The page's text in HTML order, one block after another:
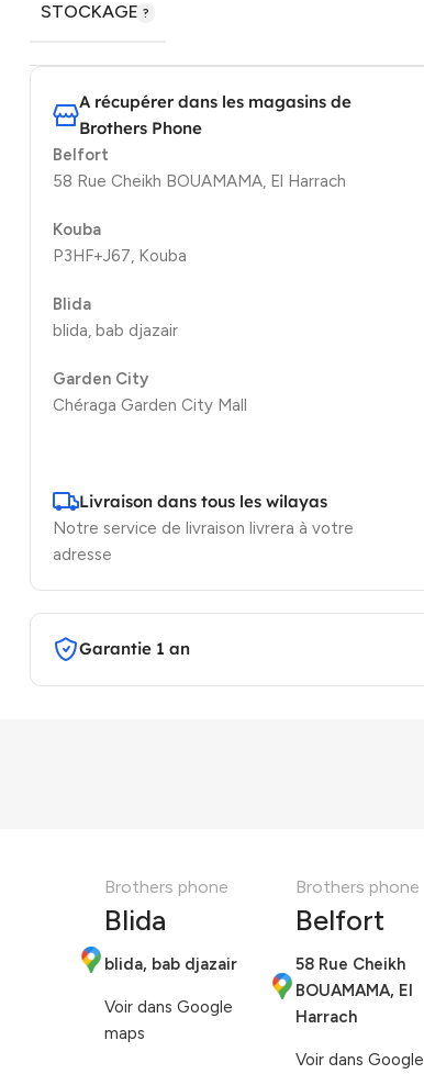
STOCKAGE
A récupérer dans les magasins de
Brothers Phone
Belfort
58 Rue Cheikh BOUAMAMA, El Harrach
Kouba
P3HF+J67, Kouba
Blida
blida, bab djazair
Garden City
Chéraga Garden City Mall
Livraison dans tous les wilayas
Notre service de livraison livrera à votre
adresse
Garantie 1 an
Brothers phone
Blida
blida, bab djazair
Voir dans Google
maps
Brothers phone
Belfort
58 Rue Cheikh
BOUAMAMA, El
Harrach
Voir dans Google